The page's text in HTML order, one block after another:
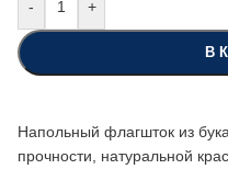
- +
В
Напольный флагшток из
прочности, натуральной